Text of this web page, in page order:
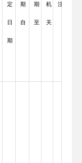
定
日
期
期
自
期
至
机
关
注